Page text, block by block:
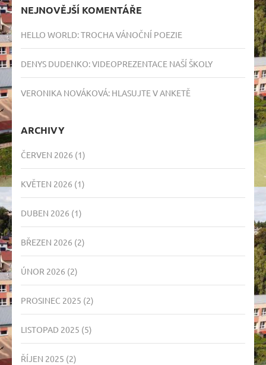
NEJNOVĚJŠÍ KOMENTÁŘE
HELLO WORLD:TROCHA VÁNOČNÍ POEZIE
DENYS DUDENKO:VIDEOPREZENTACE NAŠÍ ŠKOLY
VERONIKA NOVÁKOVÁ: HLASUJTE V ANKETĚ
ARCHIVY
ČERVEN 2026 (1)
KVĚTEN 2026 (1)
DUBEN 2026 (1)
BŘEZEN 2026 (2)
ÚNOR 2026 (2)
PROSINEC 2025 (2)
LISTOPAD 2025 (5)
ŘÍJEN 2025 (2)